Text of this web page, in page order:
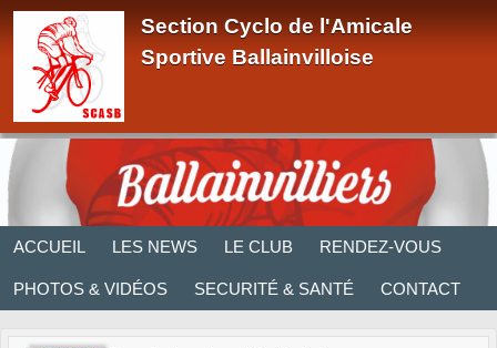
Section Cyclo de l'Amicale
Sportive Ballainvilloise
ACCUEIL LES NEWS LE CLUB RENDEZ-VOUS
PHOTOS & VIDÉOS SECURITÉ & SANTÉ CONTACT
Panneau de gestion des cookies